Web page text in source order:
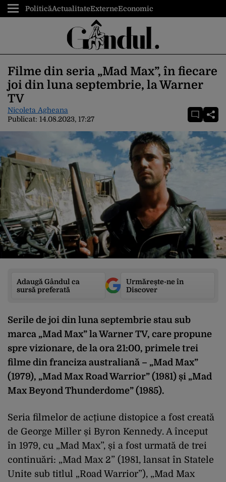
PoliticăActualitateExterneEconomic
Filme din seria „Mad Max”, în fiecare
joi din luna septembrie, la Warner
TV
Nicoleta Agheana
Publicat: 14.08.2023, 17:27
Adaugă Gândul ca
sursă preferată
Urmărește-ne în
Discover
Serile de joi din luna septembrie stau sub
marca „Mad Max” la Warner TV, care propune
spre vizionare, de la ora 21:00, primele trei
filme din franciza australiană – „Mad Max”
(1979), „Mad Max Road Warrior” (1981) și „Mad
Max Beyond Thunderdome” (1985).
Seria filmelor de acțiune distopice a fost creată
de George Miller și Byron Kennedy. A început
în 1979, cu „Mad Max”, și a fost urmată de trei
continuări: „Mad Max 2” (1981, lansat în Statele
Unite sub titlul „Road Warrior”), „Mad Max